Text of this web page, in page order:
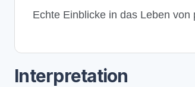
Echte Einblicke in das Leben
Interpretation